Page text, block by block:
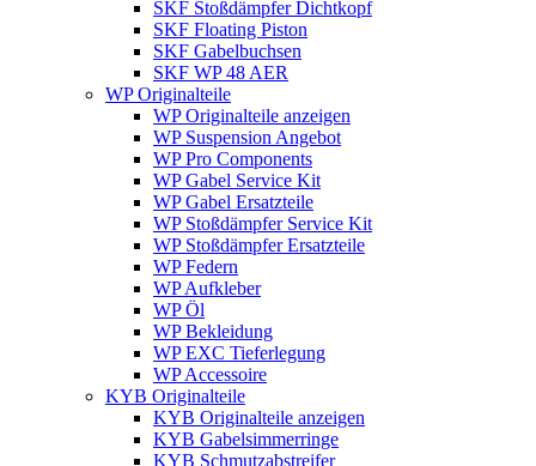
SKF Stoßdämpfer Dichtkopf
SKF Floating Piston
SKF Gabelbuchsen
SKF WP 48 AER
WP Originalteile
WP Originalteile anzeigen
WP Suspension Angebot
WP Pro Components
WP Gabel Service Kit
WP Gabel Ersatzteile
WP Stoßdämpfer Service Kit
WP Stoßdämpfer Ersatzteile
WP Federn
WP Aufkleber
WP Öl
WP Bekleidung
WP EXC Tieferlegung
WP Accessoire
KYB Originalteile
KYB Originalteile anzeigen
KYB Gabelsimmerringe
KYB Schmutzabstreifer